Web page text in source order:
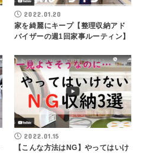
2022.01.20
家を綺麗にキープ【整理収納アド
バイザーの週1回家事ルーティン】
2022.01.15
【こんな方法はNG】やってはいけ